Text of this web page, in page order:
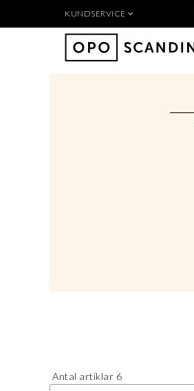
KUNDSERVICE
För nya kunder
Så handlar du
Antal artiklar 6